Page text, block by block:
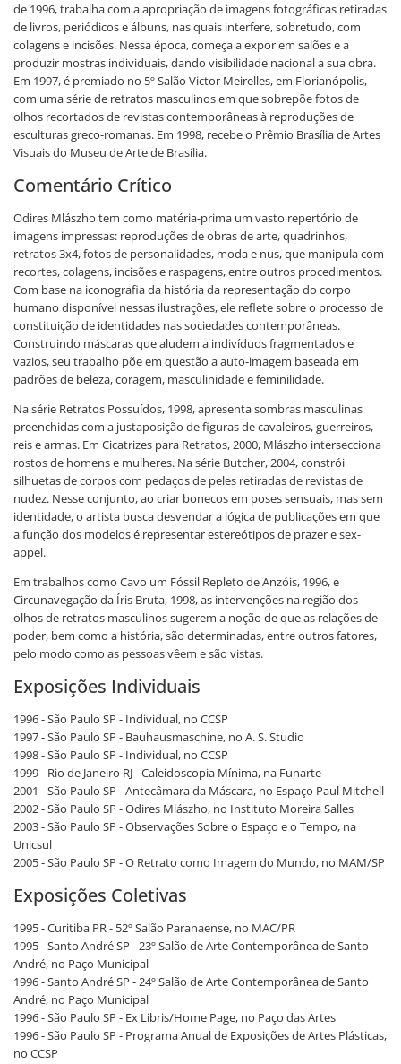
de 1996, trabalha com a apropriação de imagens fotográficas retiradas
de livros, periódicos e álbuns, nas quais interfere, sobretudo, com
colagens e incisões. Nessa época, começa a expor em salões e a
produzir mostras individuais, dando visibilidade nacional a sua obra.
Em 1997, é premiado no 5º Salão Victor Meirelles, em Florianópolis,
com uma série de retratos masculinos em que sobrepõe fotos de
olhos recortados de revistas contemporâneas à reproduções de
esculturas greco-romanas. Em 1998, recebe o Prêmio Brasília de Artes
Visuais do Museu de Arte de Brasília.
Comentário Crítico
Odires Mlászho tem como matéria-prima um vasto repertório de
imagens impressas: reproduções de obras de arte, quadrinhos,
retratos 3x4, fotos de personalidades, moda e nus, que manipula com
recortes, colagens, incisões e raspagens, entre outros procedimentos.
Com base na iconografia da história da representação do corpo
humano disponível nessas ilustrações, ele reflete sobre o processo de
constituição de identidades nas sociedades contemporâneas.
Construindo máscaras que aludem a indivíduos fragmentados e
vazios, seu trabalho põe em questão a auto-imagem baseada em
padrões de beleza, coragem, masculinidade e feminilidade.
Na série Retratos Possuídos, 1998, apresenta sombras masculinas
preenchidas com a justaposição de figuras de cavaleiros, guerreiros,
reis e armas. Em Cicatrizes para Retratos, 2000, Mlászho intersecciona
rostos de homens e mulheres. Na série Butcher, 2004, constrói
silhuetas de corpos com pedaços de peles retiradas de revistas de
nudez. Nesse conjunto, ao criar bonecos em poses sensuais, mas sem
identidade, o artista busca desvendar a lógica de publicações em que
a função dos modelos é representar estereótipos de prazer e sex-
appel.
Em trabalhos como Cavo um Fóssil Repleto de Anzóis, 1996, e
Circunavegação da Íris Bruta, 1998, as intervenções na região dos
olhos de retratos masculinos sugerem a noção de que as relações de
poder, bem como a história, são determinadas, entre outros fatores,
pelo modo como as pessoas vêem e são vistas.
Exposições Individuais
1996 - São Paulo SP - Individual, no CCSP
1997 - São Paulo SP - Bauhausmaschine, no A. S. Studio
1998 - São Paulo SP - Individual, no CCSP
1999 - Rio de Janeiro RJ - Caleidoscopia Mínima, na Funarte
2001 - São Paulo SP - Antecâmara da Máscara, no Espaço Paul Mitchell
2002 - São Paulo SP - Odires Mlászho, no Instituto Moreira Salles
2003 - São Paulo SP - Observações Sobre o Espaço e o Tempo, na
Unicsul
2005 - São Paulo SP - O Retrato como Imagem do Mundo, no MAM/SP
Exposições Coletivas
1995 - Curitiba PR - 52º Salão Paranaense, no MAC/PR
1995 - Santo André SP - 23º Salão de Arte Contemporânea de Santo
André, no Paço Municipal
1996 - Santo André SP - 24º Salão de Arte Contemporânea de Santo
André, no Paço Municipal
1996 - São Paulo SP - Ex Libris/Home Page, no Paço das Artes
1996 - São Paulo SP - Programa Anual de Exposições de Artes Plásticas,
no CCSP